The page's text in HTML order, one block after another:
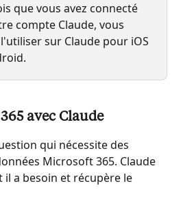
que vous avez connecté
compte Claude, vous
sur Claude pour iOS
avec Claude
qui nécessite des
Microsoft 365. Claude
a besoin et récupère le